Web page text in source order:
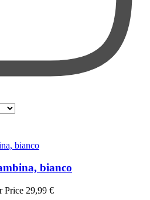
bianco
Price 29,99 €